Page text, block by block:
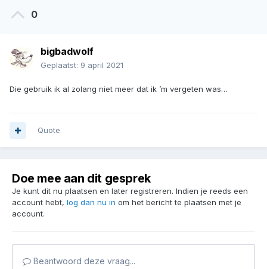
0
bigbadwolf
Geplaatst: 9 april 2021
Die gebruik ik al zolang niet meer dat ik ’m vergeten was…
Quote
Doe mee aan dit gesprek
Je kunt dit nu plaatsen en later registreren. Indien je reeds een
account hebt, log dan nu in om het bericht te plaatsen met je
account.
Beantwoord deze vraag...